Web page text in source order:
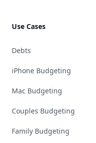
Use Cases
Debts
iPhone Budgeting
Mac Budgeting
Couples Budgeting
Family Budgeting